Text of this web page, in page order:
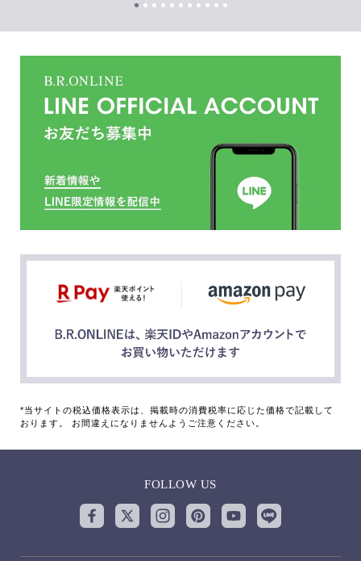
*当サイトの税込価格表示は、掲載時の消費税率に応じた価格で記載して
おります。 お間違えになりませんようご注意ください。
FOLLOW US